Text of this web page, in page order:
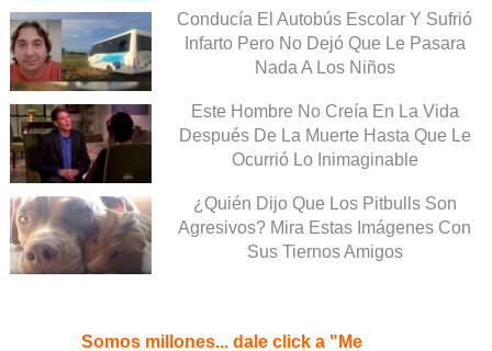
Conducía El Autobús Escolar Y Sufrió
Infarto Pero No Dejó Que Le Pasara
Nada A Los Niños
Este Hombre No Creía En La Vida
Después De La Muerte Hasta Que Le
Ocurrió Lo Inimaginable
¿Quién Dijo Que Los Pitbulls Son
Agresivos? Mira Estas Imágenes Con
Sus Tiernos Amigos
Somos millones... dale click a "Me